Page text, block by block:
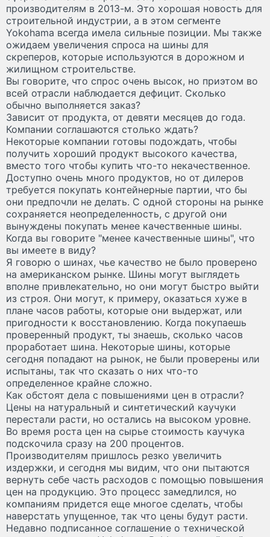
производителям в 2013-м. Это хорошая новость для
строительной индустрии, а в этом сегменте
Yokohama всегда имела сильные позиции. Мы также
ожидаем увеличения спроса на шины для
скреперов, которые используются в дорожном и
жилищном строительстве.
Вы говорите, что спрос очень высок, но приэтом во
всей отрасли наблюдается дефицит. Сколько
обычно выполняется заказ?
Зависит от продукта, от девяти месяцев до года.
Компании соглашаются столько ждать?
Некоторые компании готовы подождать, чтобы
получить хороший продукт высокого качества,
вместо того чтобы купить что-то некачественное.
Доступно очень много продуктов, но от дилеров
требуется покупать контейнерные партии, что бы
они предпочли не делать. С одной стороны на рынке
сохраняется неопределенность, с другой они
вынуждены покупать менее качественные шины.
Когда вы говорите "менее качественные шины", что
вы имеете в виду?
Я говорю о шинах, чье качество не было проверено
на американском рынке. Шины могут выглядеть
вполне привлекательно, но они могут быстро выйти
из строя. Они могут, к примеру, оказаться хуже в
плане часов работы, которые они выдержат, или
пригодности к восстановлению. Когда покупаешь
проверенный продукт, ты знаешь, сколько часов
проработает шина. Некоторые шины, которые
сегодня попадают на рынок, не были проверены или
испытаны, так что сказать о них что-то
определенное крайне сложно.
Как обстоят дела с повышениями цен в отрасли?
Цены на натуральный и синтетический каучуки
перестали расти, но остались на высоком уровне.
Во время роста цен на сырье стоимость каучука
подскочила сразу на 200 процентов.
Производителям пришлось резко увеличить
издержки, и сегодня мы видим, что они пытаются
вернуть себе часть расходов с помощью повышения
цен на продукцию. Это процесс замедлился, но
компаниям придется еще многое сделать, чтобы
наверстать упущенное, так что цены будут расти.
Недавно подписанное соглашение о технической